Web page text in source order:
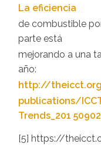
La eficiencia
de combustible
parte está
mejorando a una
año:
http://
publications/
Trends_201
[5] https://